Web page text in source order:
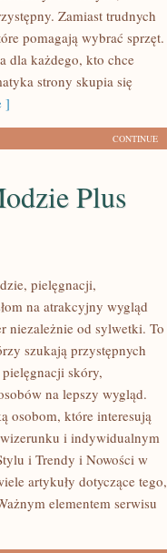
Zamiast trudnych
pomagają wybrać sprzęt.
dla każdego, kto chce
strony skupia się
]
CONTINUE
Plus
pielęgnacji,
na atrakcyjny wygląd
niezależnie od sylwetki. To
szukają przystępnych
skóry,
na lepszy wygląd.
osobom, które interesują
i indywidualnym
i Trendy i Nowości w
artykuły dotyczące tego,
elementem serwisu